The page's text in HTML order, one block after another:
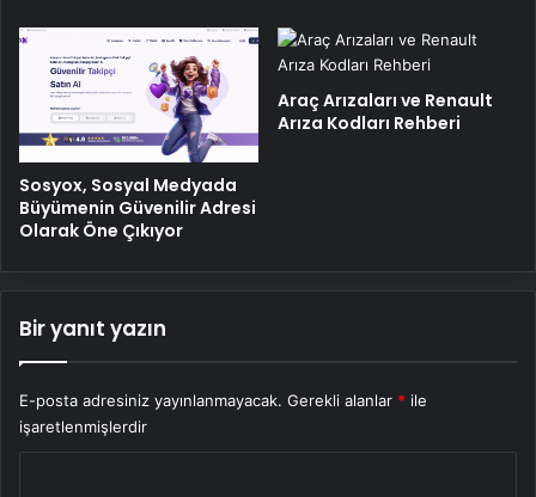
Sosyox, Sosyal Medyada
Büyümenin Güvenilir Adresi
Olarak Öne Çıkıyor
Araç Arızaları ve Renault
Arıza Kodları Rehberi
Bir yanıt yazın
E-posta adresiniz yayınlanmayacak. Gerekli alanlar * ile
işaretlenmişlerdir